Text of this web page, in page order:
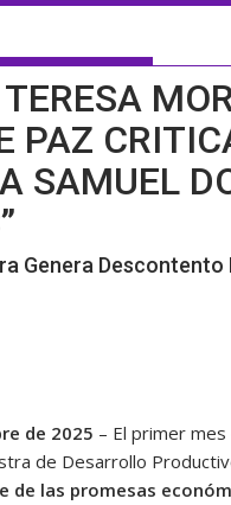
PAZ
SAMUEL
Genera
de 2025 – El primer
de Desarrollo
de las promesas